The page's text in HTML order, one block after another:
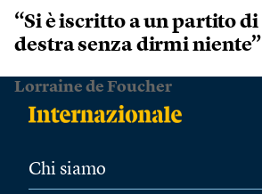
“Si è iscritto a un partito
destra senza dirmi niente”
Lorraine de Foucher
Chi siamo